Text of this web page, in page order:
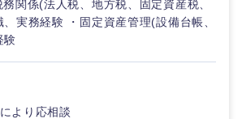
務関係(法人税、地方税、固定資産税、
実務経験 ・固定資産管理(設備台帳、
験
より応相談